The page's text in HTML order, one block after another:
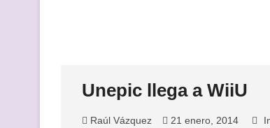
Unepic llega a WiiU
Raúl Vázquez 21 enero, 2014